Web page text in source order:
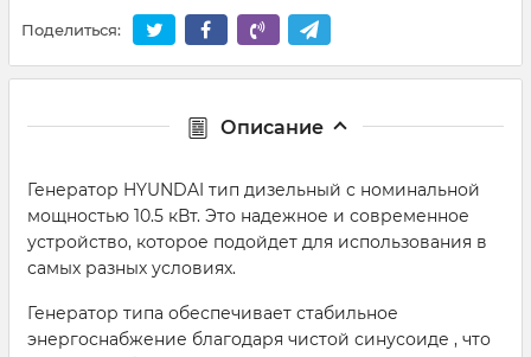
Поделиться:
Описание
Генератор HYUNDAI тип дизельный с номинальной
мощностью 10.5 кВт. Это надежное и современное
устройство, которое подойдет для использования в
самых разных условиях.
Генератор типа обеспечивает стабильное
энергоснабжение благодаря чистой синусоиде , что